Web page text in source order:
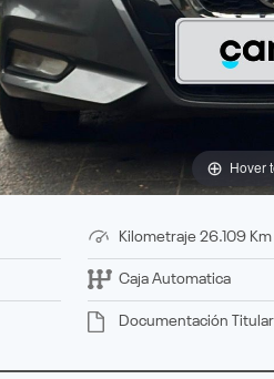
Hover
Kilometraje 26.109 Km
Caja Automatica
Documentación titular